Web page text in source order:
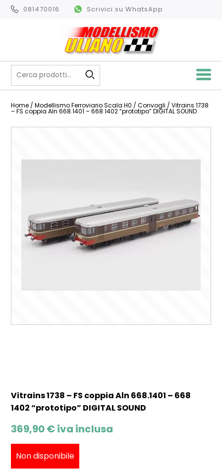
081470016 Scrivici su WhatsApp
Home /Modellismo Ferroviario Scala H0 /Convogli / Vitrains 1738
– FS coppia Aln 668.1401 – 668 1402 “prototipo” DIGITAL SOUND
Vitrains 1738 – FS coppia Aln 668.1401 – 668
1402 “prototipo” DIGITAL SOUND
369,90€ iva inclusa
Non disponibile